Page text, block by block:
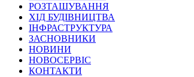
РОЗТАШУВАННЯ
ХІД БУДІВНИЦТВА
ІНФРАСТРУКТУРА
ЗАСНОВНИКИ
НОВИНИ
НОВОСЕРВІС
КОНТАКТИ